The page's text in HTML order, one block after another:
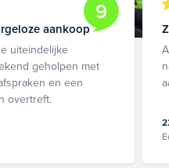
9
aankoop
uiteindelijke
geholpen met
en een
overtreft.